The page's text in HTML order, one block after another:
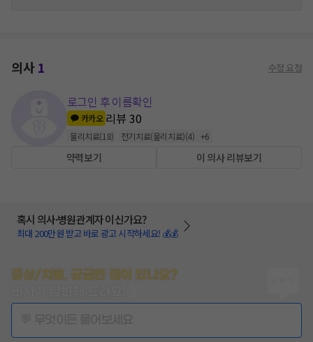
의사1 수정 요청
로그인 후 이름확인
카카오 리뷰30
물리치료(18) 전기치료(물리치료)(4) +6
약력보기 이 의사 리뷰보기
혹시 의사·병원관계자 이신가요?
최대 200만원 받고 바로 광고 시작하세요! 💰💰
증상/치료, 궁금한 점이 있나요?